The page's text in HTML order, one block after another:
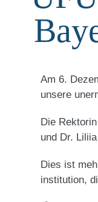
Am 6.
unsere
​Die
und Dr.
​Dies ist
institution,